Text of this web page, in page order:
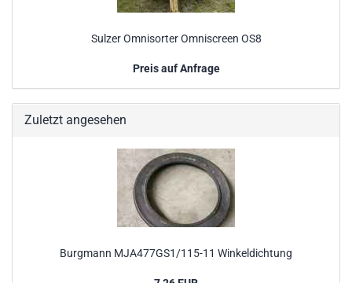
Sulzer Omnisorter Omniscreen OS8
Preis auf Anfrage
Zuletzt angesehen
Burgmann MJA477GS1/115-11 Winkeldichtung